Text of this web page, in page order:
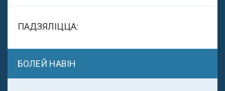
ПАДЗЯЛІЦЦА:
БОЛЕЙ НАВІН